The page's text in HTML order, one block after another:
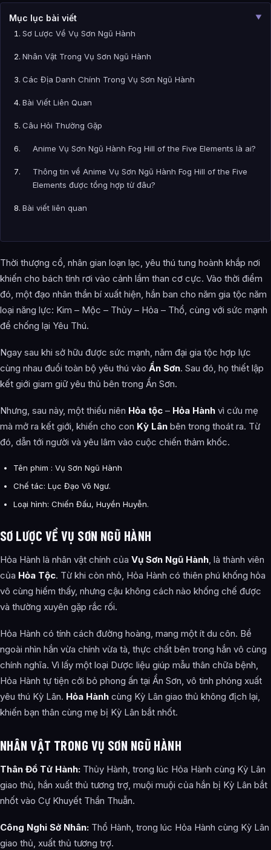
Mục lục bài viết ▼
Sơ Lược Về Vụ Sơn Ngũ Hành
Nhân Vật Trong Vụ Sơn Ngũ Hành
Các Địa Danh Chính Trong Vụ Sơn Ngũ Hành
Bài Viết Liên Quan
Câu Hỏi Thường Gặp
Anime Vụ Sơn Ngũ Hành Fog Hill of the Five Elements là ai?
Thông tin về Anime Vụ Sơn Ngũ Hành Fog Hill of the Five
Elements được tổng hợp từ đâu?
Bài viết liên quan
Thời thượng cổ, nhân gian loạn lạc, yêu thú tung hoành khắp nơi
khiến cho bách tính rơi vào cảnh lầm than cơ cực. Vào thời điểm
đó, một đạo nhân thần bí xuất hiện, hắn ban cho năm gia tộc năm
loại năng lực: Kim – Mộc – Thủy – Hỏa – Thổ, cùng với sức mạnh
để chống lại Yêu Thú.
Ngay sau khi sở hữu được sức mạnh, năm đại gia tộc hợp lực
cùng nhau đuổi toàn bộ yêu thú vào Ẩn Sơn. Sau đó, họ thiết lập
kết giới giam giữ yêu thủ bên trong Ẩn Sơn.
Nhưng, sau này, một thiếu niên Hỏa tộc – Hỏa Hành vì cứu mẹ
mà mở ra kết giới, khiến cho con Kỳ Lân bên trong thoát ra. Từ
đó, dẫn tới người và yêu lâm vào cuộc chiến thảm khốc.
Tên phim : Vụ Sơn Ngũ Hành
Chế tác: Lục Đạo Vô Ngư.
Loại hình: Chiến Đấu, Huyền Huyễn.
SƠ LƯỢC VỀ VỤ SƠN NGŨ HÀNH
Hỏa Hành là nhân vật chính của Vụ Sơn Ngũ Hành , là thành viên
của Hỏa Tộc. Từ khi còn nhỏ, Hỏa Hành có thiên phú khống hỏa
vô cùng hiếm thấy, nhưng cậu không cách nào khống chế được
và thường xuyên gặp rắc rối.
Hỏa Hành có tính cách đường hoàng, mang một ít du côn. Bề
ngoài nhìn hắn vừa chính vừa tà, thực chất bên trong hắn vô cùng
chính nghĩa. Vì lấy một loại Dược liệu giúp mẫu thân chữa bệnh,
Hỏa Hành tự tiện cởi bỏ phong ấn tại Ẩn Sơn, vô tinh phóng xuất
yêu thú Kỳ Lân. Hỏa Hành cùng Kỳ Lân giao thủ không địch lại,
khiến bạn thân cùng mẹ bị Kỳ Lân bắt nhốt.
NHÂN VẬT TRONG VỤ SƠN NGŨ HÀNH
Thân Đồ Tử Hành: Thủy Hành, trong lúc Hỏa Hành cùng Kỳ Lân
giao thủ, hắn xuất thủ tương trợ, muội muội của hắn bị Kỳ Lân bắt
nhốt vào Cự Khuyết Thần Thuẫn.
Công Nghi Sở Nhân: Thổ Hành, trong lúc Hỏa Hành cùng Kỳ Lân
giao thủ, xuất thủ tương trợ.